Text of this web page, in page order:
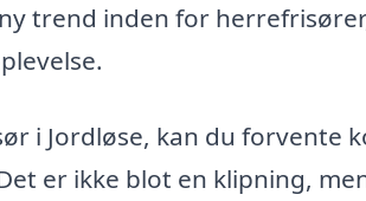
trend inden for
i Jordløse, kan du forvente
er ikke blot en klipning,